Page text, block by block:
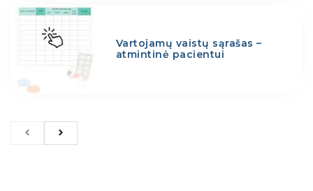
Vartojamų vaistų sąrašas –
atmintinė pacientui